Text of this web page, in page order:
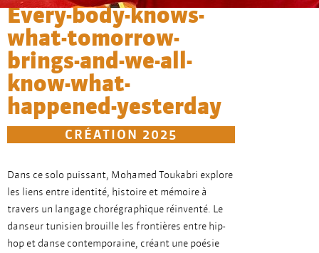
Every-body-knows-
what-tomorrow-
brings-and-we-all-
know-what-
happened-yesterday
CRÉATION 2025
Dans ce solo puissant, Mohamed Toukabri explore
les liens entre identité, histoire et mémoire à
travers un langage chorégraphique réinventé. Le
danseur tunisien brouille les frontières entre hip-
hop et danse contemporaine, créant une poésie